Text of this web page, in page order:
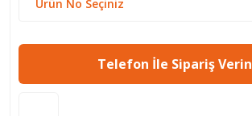
Telefon İle Sipariş